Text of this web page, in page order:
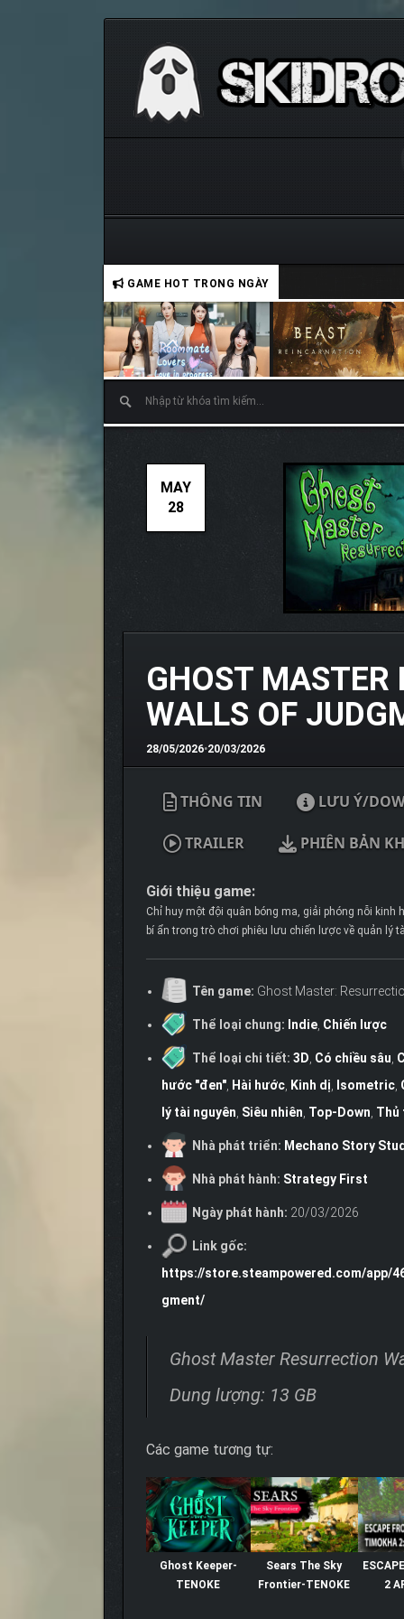
GAME HOT TRONG NGÀY
MAY
28
GHOST MASTER
WALLS OF
28/05/2026•20/03/2026
THÔNG TIN LƯU Ý/
TRAILER PHIÊN BẢN
Giới thiệu game:
Chỉ huy một đội quân bóng ma, giải phóng nỗi
bí ẩn trong trò chơi phiêu lưu chiến lược về quản lý
Tên game: Ghost Master:
Thể loại chung: Indie, Chiến lược
Thể loại chi tiết: 3D, Có chiều sâu,
hước "đen", Hài hước, Kinh dị, Isometric,
lý tài nguyên, Siêu nhiên, Top-Down, Thủ
Nhà phát triển: Mechano Story
Nhà phát hành: Strategy First
Ngày phát hành: 20/03/2026
Link gốc:
https://store.steampowered.com/app/
gment/
Ghost Master Resurrection
Dung lượng: 13 GB
Các game tương tự:
Ghost Keeper-
TENOKE
Sears The Sky
Frontier-TENOKE
2